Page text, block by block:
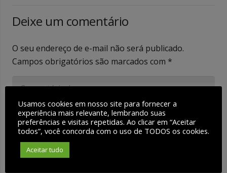
Deixe um comentário
O seu endereço de e-mail não será publicado.
Campos obrigatórios são marcados com *
Usamos cookies em nosso site para fornecer a
experiência mais relevante, lembrando suas
preferências e visitas repetidas. Ao clicar em “Aceitar
todos”, você concorda com o uso de TODOS os cookies.
Aceitar tudo